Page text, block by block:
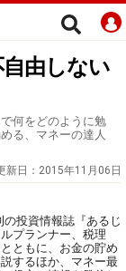
由しない
何をどのように勉
る、マネーの達人
新日： 2015年11月06日
投資情報誌『あるじ
プランナー、税理
ともに、お金の貯め
するほか、マネー最